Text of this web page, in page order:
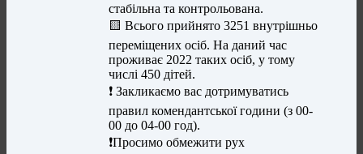
стабільна та контрольована.
🟨 Всього прийнято 3251 внутрішньо
переміщених осіб. На даний час
проживає 2022 таких осіб, у тому
числі 450 дітей.
❗️ Закликаємо вас дотримуватись
правил комендантської години (з 00-
00 до 04-00 год).
❗Просимо обмежити рух